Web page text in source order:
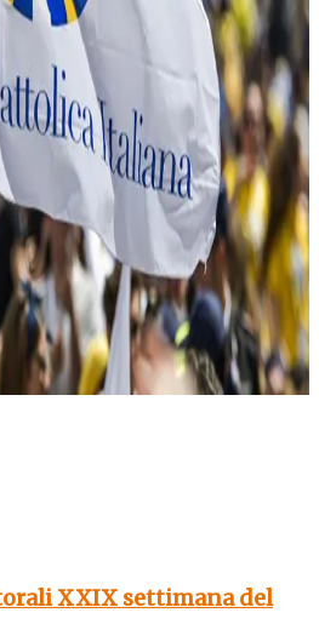
XXIX settimana del